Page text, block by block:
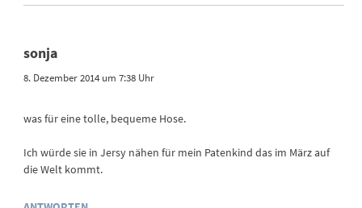
sonja
8. Dezember 2014 um 7:38 Uhr
was für eine tolle, bequeme Hose.
Ich würde sie in Jersy nähen für mein Patenkind das im März auf
die Welt kommt.